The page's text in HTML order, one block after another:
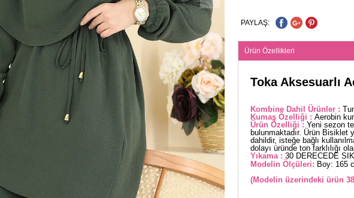
PAYLAŞ:
Ürün Özellikleri
Toka Aksesuarlı
Kombine Dahil Ürünler :
Kumaş Özelliği : Aerobin
Ürün Özelliği : Yeni sezon
bulunmaktadır. Ürün Bisiklet
dahildir, isteğe bağlı
dolayı üründe ton farklılığı
Yıkama : 30 DERECEDE
Modelin Ölçüleri: Boy: 165
(Modelin üzerindeki ürün